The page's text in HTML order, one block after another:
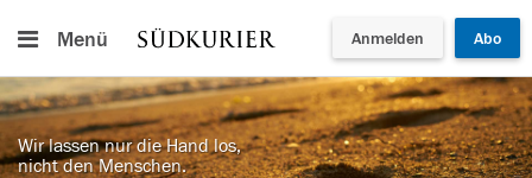
Menü Anmelden Abo
Wir lassen nur die Hand los,
nicht den Menschen.